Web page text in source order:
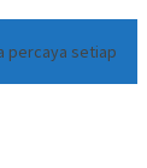
percaya setiap